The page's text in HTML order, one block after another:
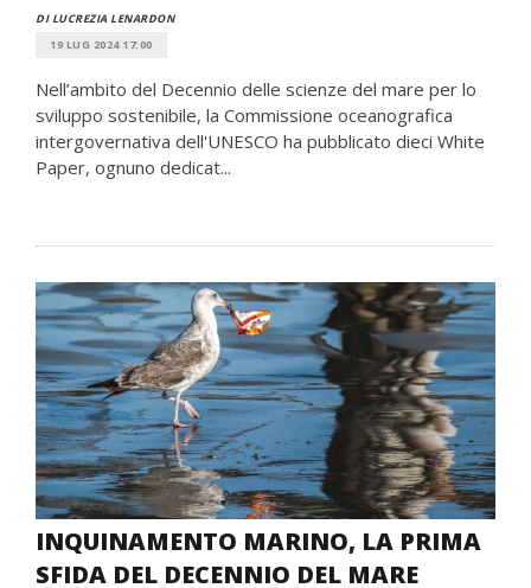
DI LUCREZIA LENARDON
19 LUG 2024 17:00
Nell’ambito del Decennio delle scienze del mare per lo
sviluppo sostenibile, la Commissione oceanografica
intergovernativa dell'UNESCO ha pubblicato dieci White
Paper, ognuno dedicat...
INQUINAMENTO MARINO, LA PRIMA
SFIDA DEL DECENNIO DEL MARE